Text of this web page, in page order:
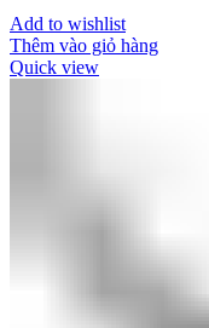
Add to wishlist
Thêm vào giỏ hàng
Quick view